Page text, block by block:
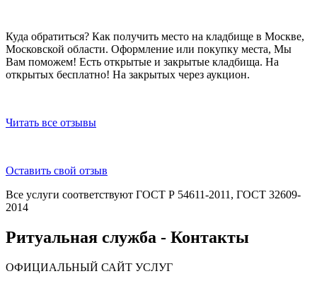
Куда обратиться? Как получить место на кладбище в Москве,
Московской области. Оформление или покупку места, Мы
Вам поможем! Есть открытые и закрытые кладбища. На
открытых бесплатно! На закрытых через аукцион.
Читать все отзывы
Оставить свой отзыв
Все услуги соответствуют ГОСТ Р 54611-2011, ГОСТ 32609-
2014
Ритуальная служба - Контакты
ОФИЦИАЛЬНЫЙ САЙТ УСЛУГ